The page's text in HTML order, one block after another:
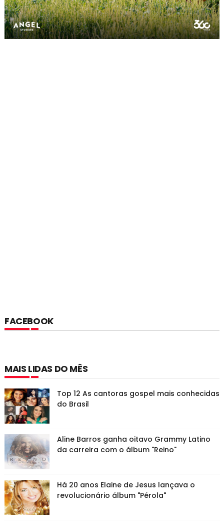
FACEBOOK
MAIS LIDAS DO MÊS
Top 12 As cantoras gospel mais conhecidas
do Brasil
Aline Barros ganha oitavo Grammy Latino
da carreira com o álbum "Reino"
Há 20 anos Elaine de Jesus lançava o
revolucionário álbum "Pérola"